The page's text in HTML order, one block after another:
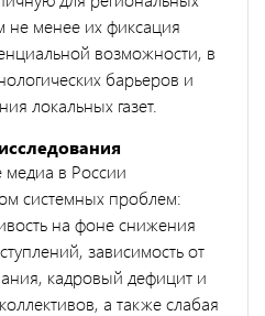
не менее их фиксация
возможности, в
барьеров и
локальных газет.
в России
системных проблем:
на фоне снижения
зависимость от
кадровый дефицит и
а также слабая